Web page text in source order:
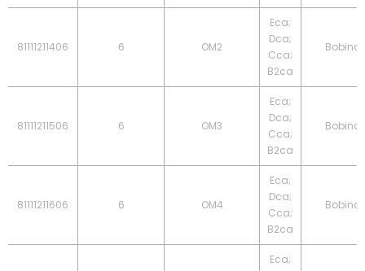
81111211406 6 OM2
Eca;
Dca;
Cca;
B2ca
Bobina
81111211506 6 OM3
Eca;
Dca;
Cca;
B2ca
Bobina
81111211606 6 OM4
Eca;
Dca;
Cca;
B2ca
Bobina
Eca;